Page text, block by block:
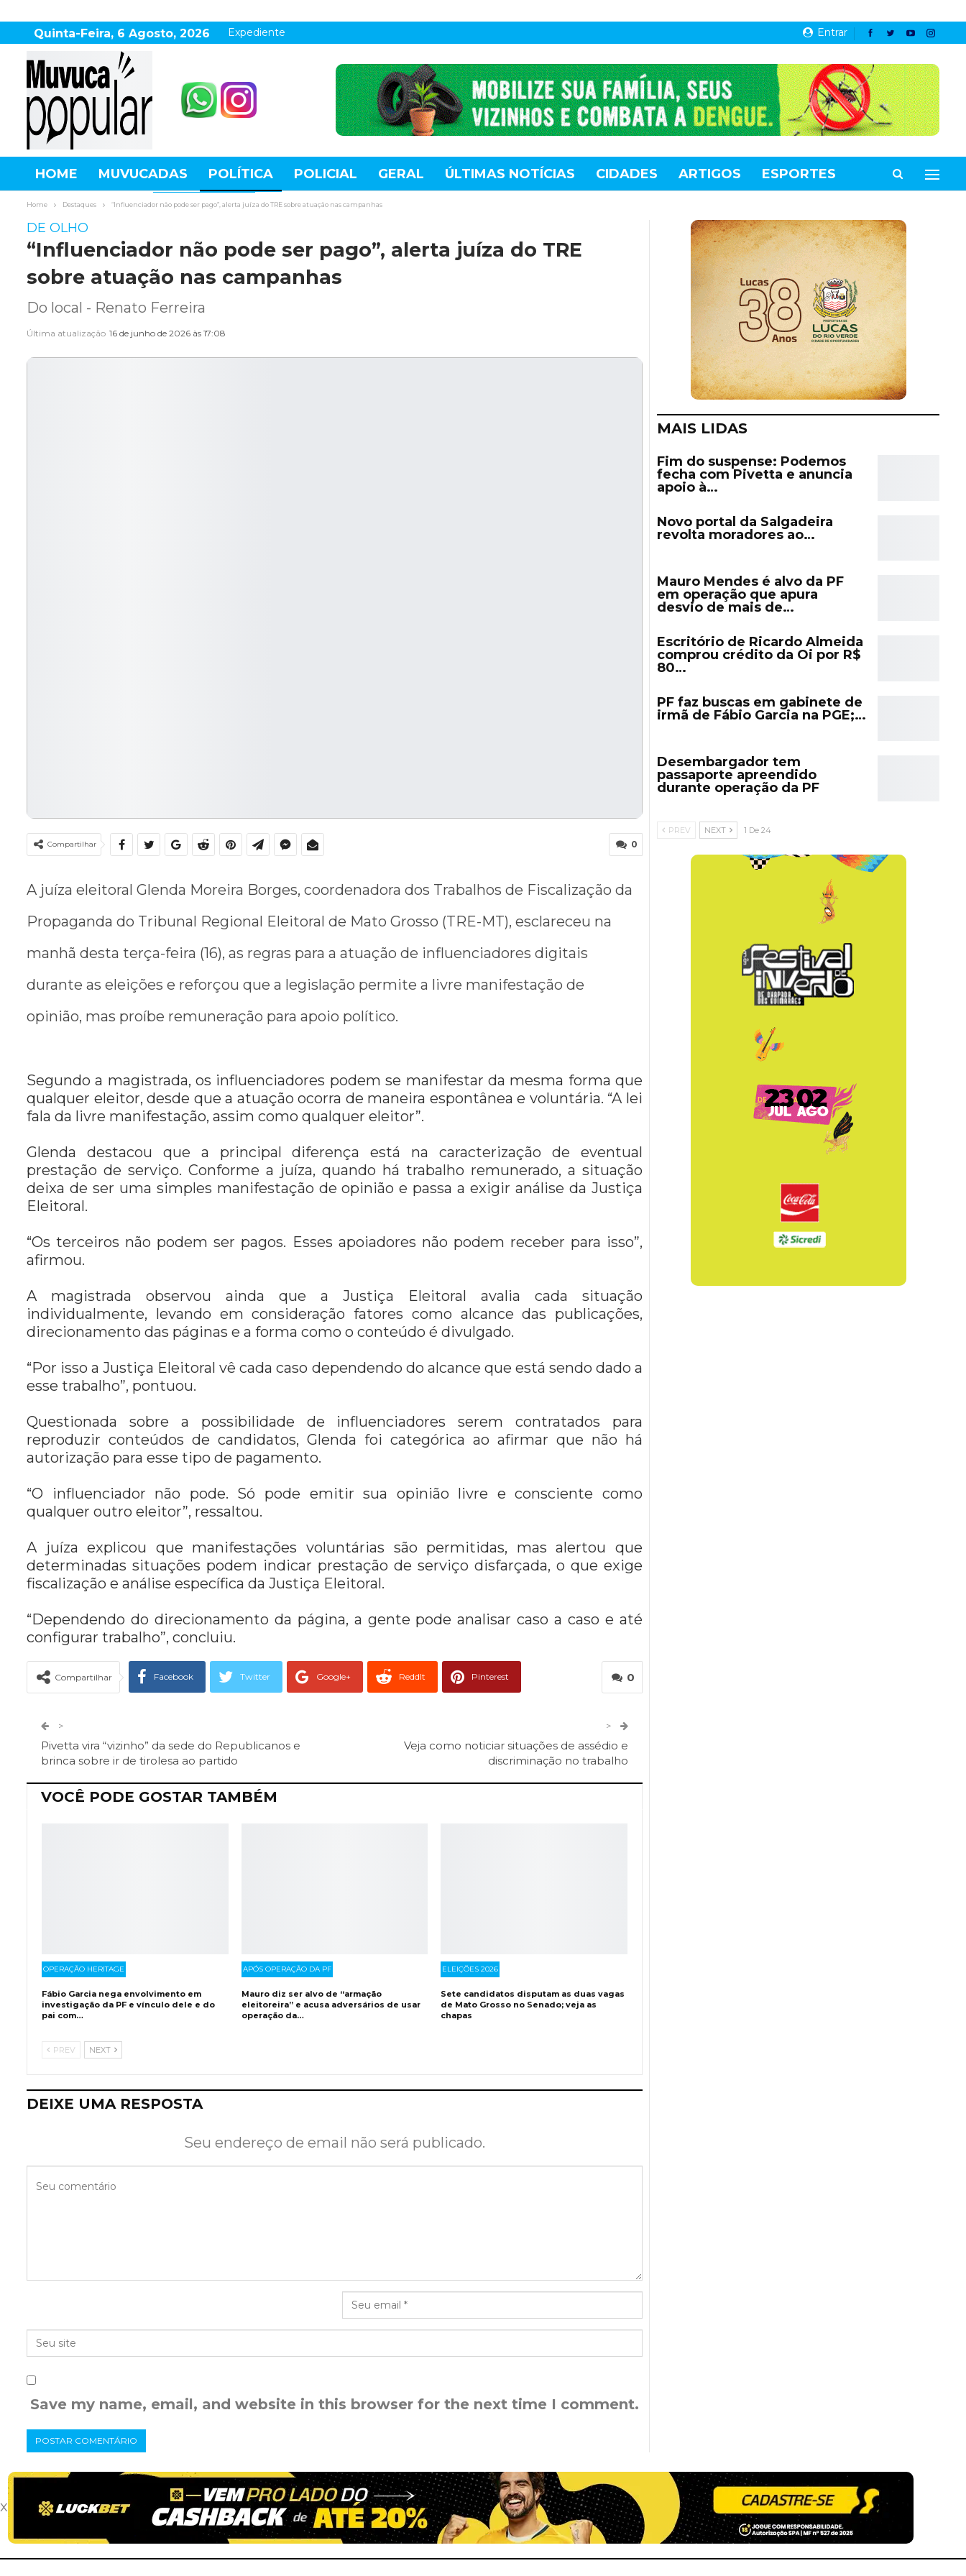
Entrar
Quinta-Feira, 6 Agosto, 2026 Expediente
HOME MUVUCADAS POLÍTICA POLICIAL GERAL ÚLTIMAS NOTÍCIAS CIDADES ARTIGOS ESPORTES
AGRONEGÓCIO DESTAQUES ESPORTE MUNDO
Home Destaques “Influenciador não pode ser pago”, alerta juíza do TRE sobre atuação nas campanhas
DE OLHO
“Influenciador não pode ser pago”, alerta juíza do TRE
sobre atuação nas campanhas
Do local - Renato Ferreira
Última atualização 16 de junho de 2026 às 17:08
0
Compartilhar
A juíza eleitoral Glenda Moreira Borges, coordenadora dos Trabalhos de Fiscalização da
Propaganda do Tribunal Regional Eleitoral de Mato Grosso (TRE-MT), esclareceu na
manhã desta terça-feira (16), as regras para a atuação de influenciadores digitais
durante as eleições e reforçou que a legislação permite a livre manifestação de
opinião, mas proíbe remuneração para apoio político.
Segundo a magistrada, os influenciadores podem se manifestar da mesma forma que
qualquer eleitor, desde que a atuação ocorra de maneira espontânea e voluntária. “A lei
fala da livre manifestação, assim como qualquer eleitor”.
Glenda destacou que a principal diferença está na caracterização de eventual
prestação de serviço. Conforme a juíza, quando há trabalho remunerado, a situação
deixa de ser uma simples manifestação de opinião e passa a exigir análise da Justiça
Eleitoral.
“Os terceiros não podem ser pagos. Esses apoiadores não podem receber para isso”,
afirmou.
A magistrada observou ainda que a Justiça Eleitoral avalia cada situação
individualmente, levando em consideração fatores como alcance das publicações,
direcionamento das páginas e a forma como o conteúdo é divulgado.
“Por isso a Justiça Eleitoral vê cada caso dependendo do alcance que está sendo dado a
esse trabalho”, pontuou.
Questionada sobre a possibilidade de influenciadores serem contratados para
reproduzir conteúdos de candidatos, Glenda foi categórica ao afirmar que não há
autorização para esse tipo de pagamento.
“O influenciador não pode. Só pode emitir sua opinião livre e consciente como
qualquer outro eleitor”, ressaltou.
A juíza explicou que manifestações voluntárias são permitidas, mas alertou que
determinadas situações podem indicar prestação de serviço disfarçada, o que exige
fiscalização e análise específica da Justiça Eleitoral.
“Dependendo do direcionamento da página, a gente pode analisar caso a caso e até
configurar trabalho”, concluiu.
0
Compartilhar Facebook Twitter Google+ ReddIt Pinterest
>
Pivetta vira “vizinho” da sede do Republicanos e
brinca sobre ir de tirolesa ao partido
>
Veja como noticiar situações de assédio e
discriminação no trabalho
VOCÊ PODE GOSTAR TAMBÉM
OPERAÇÃO HERITAGE
Fábio Garcia nega envolvimento em
investigação da PF e vínculo dele e do
pai com…
APÓS OPERAÇÃO DA PF
Mauro diz ser alvo de “armação
eleitoreira” e acusa adversários de usar
operação da…
ELEIÇÕES 2026
Sete candidatos disputam as duas vagas
de Mato Grosso no Senado; veja as
chapas
PREV NEXT
DEIXE UMA RESPOSTA
Seu endereço de email não será publicado.
Save my name, email, and website in this browser for the next time I comment.
MAIS LIDAS
Fim do suspense: Podemos
fecha com Pivetta e anuncia
apoio à…
Novo portal da Salgadeira
revolta moradores ao…
Mauro Mendes é alvo da PF
em operação que apura
desvio de mais de…
Escritório de Ricardo Almeida
comprou crédito da Oi por R$
80…
PF faz buscas em gabinete de
irmã de Fábio Garcia na PGE;…
Desembargador tem
passaporte apreendido
durante operação da PF
PREV NEXT 1 De 24
x